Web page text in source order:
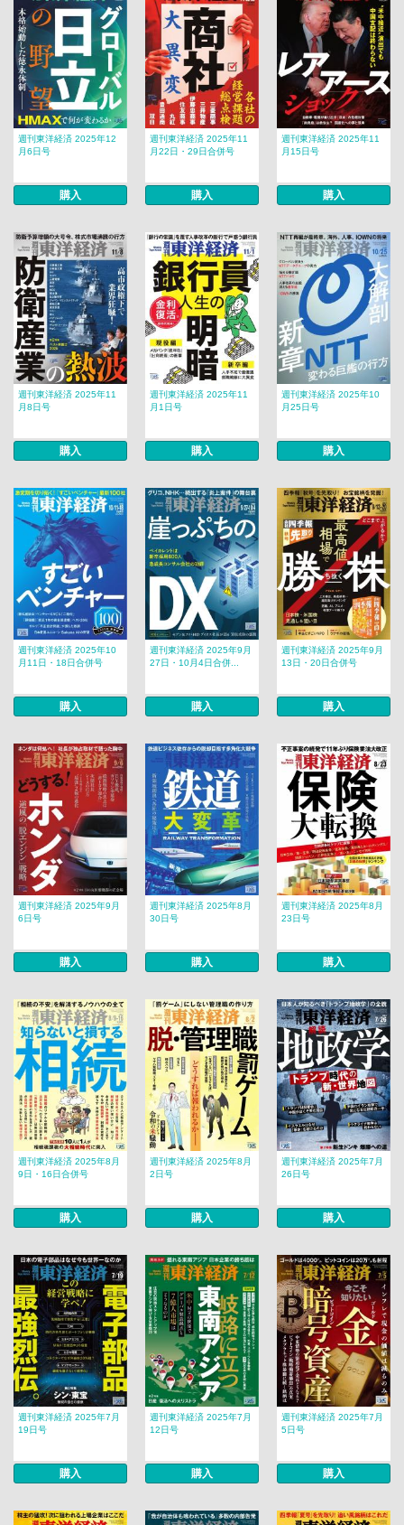
週刊東洋経済 2025年12
月6日号
購入
週刊東洋経済 2025年11
月22日・29日合併号
購入
週刊東洋経済 2025年11
月15日号
購入
週刊東洋経済 2025年11
月8日号
購入
週刊東洋経済 2025年11
月1日号
購入
週刊東洋経済 2025年10
月25日号
購入
週刊東洋経済 2025年10
月11日・18日合併号
購入
週刊東洋経済 2025年9月
27日・10月4日合併...
購入
週刊東洋経済 2025年9月
13日・20日合併号
購入
週刊東洋経済 2025年9月
6日号
購入
週刊東洋経済 2025年8月
30日号
購入
週刊東洋経済 2025年8月
23日号
購入
週刊東洋経済 2025年8月
9日・16日合併号
購入
週刊東洋経済 2025年8月
2日号
購入
週刊東洋経済 2025年7月
26日号
購入
週刊東洋経済 2025年7月
19日号
購入
週刊東洋経済 2025年7月
12日号
購入
週刊東洋経済 2025年7月
5日号
購入